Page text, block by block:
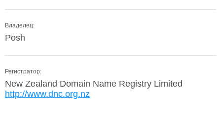
Владелец:
Posh
Регистратор:
New Zealand Domain Name Registry Limited
http://www.dnc.org.nz